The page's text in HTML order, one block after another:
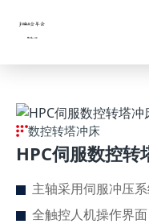
数控转塔冲床
HPC伺服数控转
主轴采用伺服冲压系
全触控人机操作界面